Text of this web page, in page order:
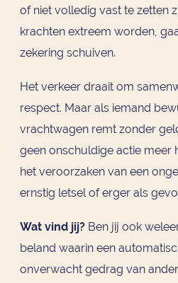
of niet volledig vast te zetten
krachten extreem worden,
zekering schuiven.
Het verkeer draait om
respect. Maar als iemand
vrachtwagen remt zonder
geen onschuldige actie meer
het veroorzaken van een
ernstig letsel of erger als
Wat vind jij? Ben jij ook
beland waarin een
onverwacht gedrag van